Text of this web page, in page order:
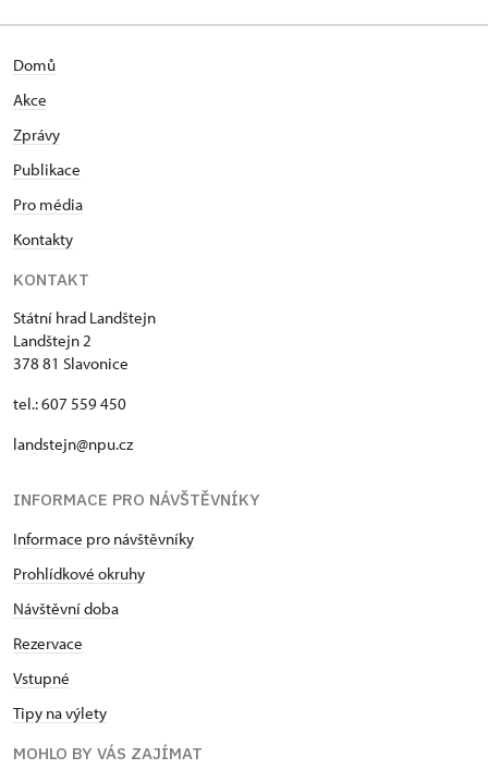
Domů
Akce
Zprávy
Publikace
Pro média
Kontakty
KONTAKT
Státní hrad Landštejn
Landštejn 2
378 81 Slavonice
tel.: 607 559 450
landstejn@npu.cz
INFORMACE PRO NÁVŠTĚVNÍKY
Informace pro návštěvníky
Prohlídkové okruhy
Návštěvní doba
Rezervace
Vstupné
Tipy na výlety
MOHLO BY VÁS ZAJÍMAT